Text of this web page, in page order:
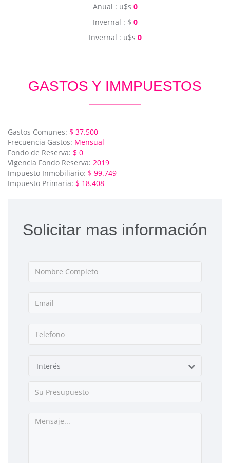
Anual : u$s 0
Invernal : $ 0
Invernal : u$s 0
GASTOS Y IMMPUESTOS
Gastos Comunes: $ 37.500
Frecuencia Gastos: Mensual
Fondo de Reserva: $ 0
Vigencia Fondo Reserva: 2019
Impuesto Inmobiliario: $ 99.749
Impuesto Primaria: $ 18.408
Solicitar mas información
Interés